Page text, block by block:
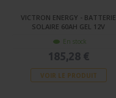
VICTRON ENERGY - BATTERIE
SOLAIRE 60AH GEL 12V
En stock
185,28 €
VOIR LE PRODUIT